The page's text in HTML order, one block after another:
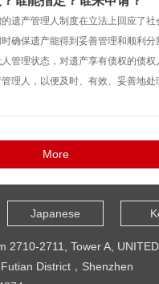
遗产管理人制度在立法上回应了社
确保遗产能得到妥善管理和顺利分
管理状态，对遗产享有债权的债权
理人，以便及时、有效、妥善地处
Japanese
2710-2711, Tower A, UNITED
District，Shenzhen